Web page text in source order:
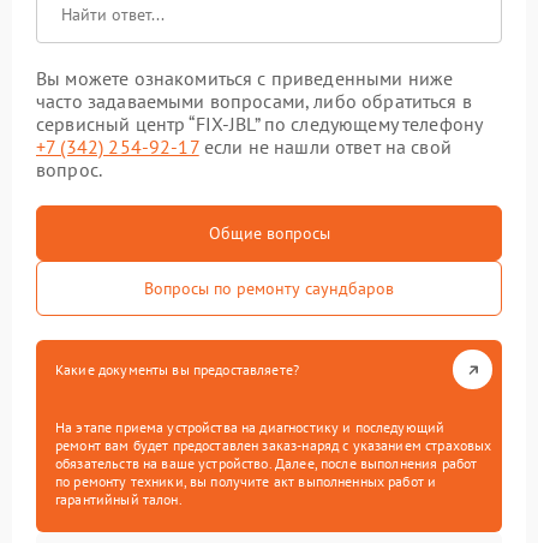
Вы можете ознакомиться с приведенными ниже
часто задаваемыми вопросами, либо обратиться в
сервисный центр “FIX-JBL” по следующему телефону
+7 (342) 254-92-17если не нашли ответ на свой
вопрос.
Общие вопросы
Вопросы по ремонту саундбаров
Какие документы вы предоставляете?
На этапе приема устройства на диагностику и последующий
ремонт вам будет предоставлен заказ-наряд с указанием страховых
обязательств на ваше устройство. Далее, после выполнения работ
по ремонту техники, вы получите акт выполненных работ и
гарантийный талон.